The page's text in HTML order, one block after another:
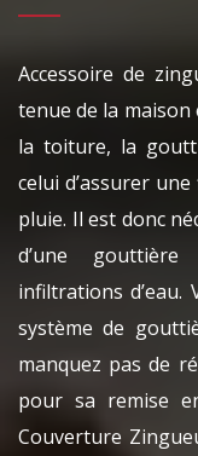
Accessoire de
tenue de la
la toiture, la
celui d’assurer
pluie. Il est donc
d’une
infiltrations d’eau.
système de
manquez pas de
pour sa remise
Couverture